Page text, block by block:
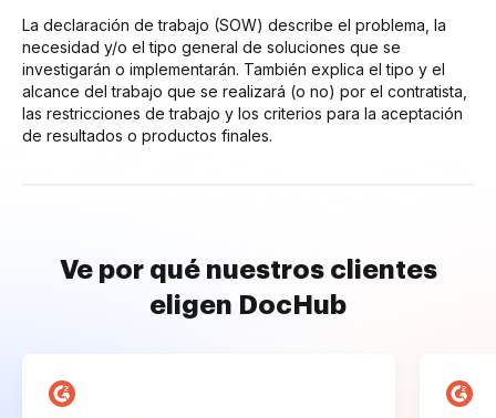
La declaración de trabajo (SOW) describe el problema, la
necesidad y/o el tipo general de soluciones que se
investigarán o implementarán. También explica el tipo y el
alcance del trabajo que se realizará (o no) por el contratista,
las restricciones de trabajo y los criterios para la aceptación
de resultados o productos finales.
Ve por qué nuestros clientes
eligen DocHub